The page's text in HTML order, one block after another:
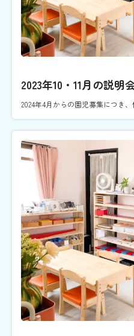
2023年10・11月の説明
2024年4月からの園児募集につき